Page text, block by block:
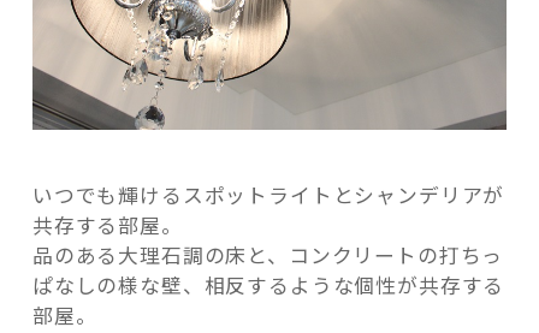
いつでも輝けるスポットライトとシャンデリアが
共存する部屋。
品のある大理石調の床と、コンクリートの打ちっ
ぱなしの様な壁、相反するような個性が共存する
部屋。